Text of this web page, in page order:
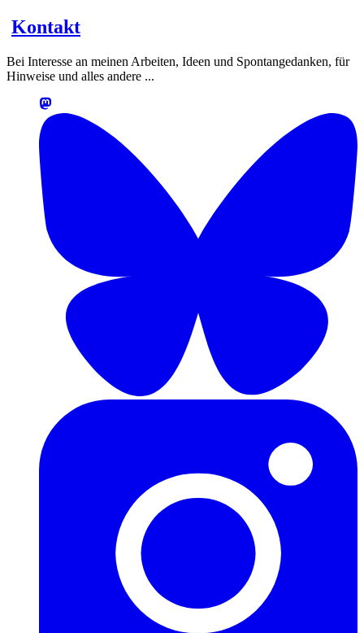
Kontakt
Bei Interesse an meinen Arbeiten, Ideen und Spontangedanken, für
Hinweise und alles andere ...